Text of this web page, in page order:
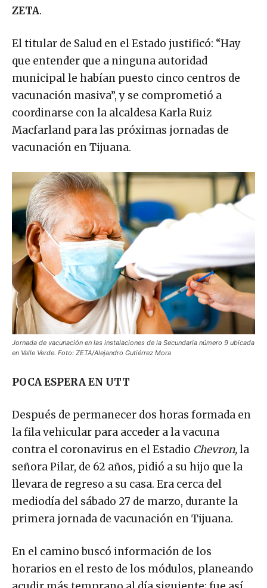
ZETA
El titular de Salud en el Estado justificó: “Hay
que entender que a ninguna autoridad
municipal le habían puesto cinco centros de
vacunación masiva”, y se comprometió a
coordinarse con la alcaldesa Karla Ruiz
Macfarland para las próximas jornadas de
vacunación en Tijuana.
Jornada de vacunación en las instalaciones de la Secundaria número 9 ubicada
en Valle Verde. Foto: ZETA/Alejandro Gutiérrez Mora
POCA ESPERA EN UTT
Después de permanecer dos horas formada en
la fila vehicular para acceder a la vacuna
contra el coronavirus en el Estadio
Chevron,
la
señora Pilar, de 62 años, pidió a su hijo que la
llevara de regreso a su casa. Era cerca del
mediodía del sábado 27 de marzo, durante la
primera jornada de vacunación en Tijuana.
En el camino buscó información de los
horarios en el resto de los módulos, planeando
acudir más temprano al día siguiente; fue así